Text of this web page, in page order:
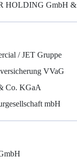
HOLDING GmbH
/ JET Gruppe
VVaG
Co. KGaA
mbH